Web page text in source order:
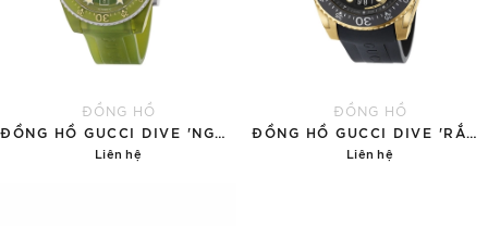
ĐỒNG HỒ
Liên hệ
ĐỒNG HỒ
Liên hệ